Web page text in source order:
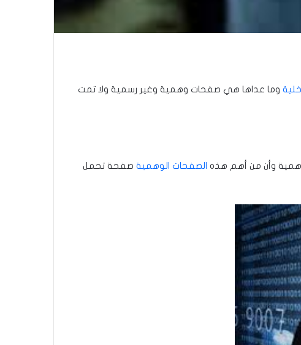
وما عداها هي صفحات وهمية وغير رسمية ولا تمت
وأن من أهم هذه الصفحات الوهمية صفحة تحمل